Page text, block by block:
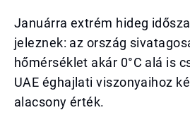
Januárra extrém hideg
jeleznek: az ország
hőmérséklet akár 0°C alá is
UAE éghajlati viszonyaihoz
alacsony érték.